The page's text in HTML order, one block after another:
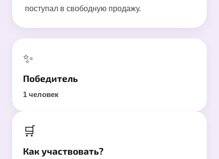
поступал в свободную продажу.
✨
Победитель
1 человек
🛒
Как участвовать?